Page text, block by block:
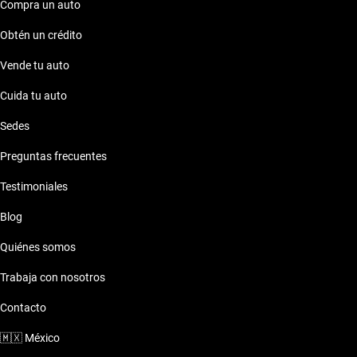
Mg Hatchback Negro
Mg Hatchback Plateado
Mg Hatchback Rojo
Mg Hatchback Silver
Compra un auto
Obtén un crédito
Vende tu auto
Cuida tu auto
Sedes
Preguntas frecuentes
Testimoniales
Blog
Quiénes somos
Trabaja con nosotros
Contacto
🇲🇽 México